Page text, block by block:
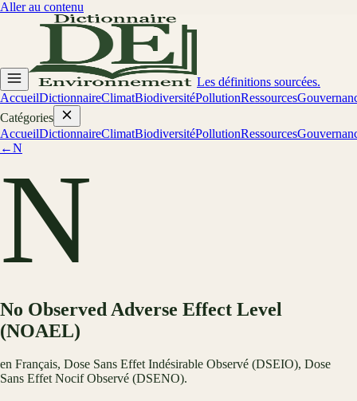
Aller au contenu
Les définitions sourcées.
AccueilDictionnaireClimatBiodiversitéPollutionRessources
Catégories
AccueilDictionnaireClimatBiodiversitéPollutionRessources
←N
N
No Observed Adverse Effect Level
(NOAEL)
en Français, Dose Sans Effet Indésirable Observé (DSEIO), Dose
Sans Effet Nocif Observé (DSENO).